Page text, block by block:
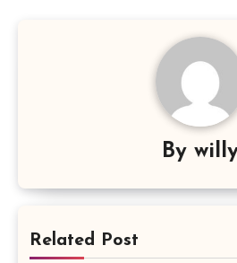
By
Related Post